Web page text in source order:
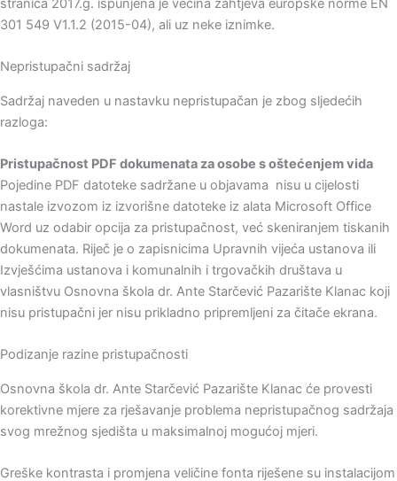
stranica 2017.g. ispunjena je većina zahtjeva europske norme EN
301 549 V1.1.2 (2015-04), ali uz neke iznimke.
Nepristupačni sadržaj
Sadržaj naveden u nastavku nepristupačan je zbog sljedećih
razloga:
Pristupačnost PDF dokumenata za osobe s oštećenjem vida
Pojedine PDF datoteke sadržane u objavama nisu u cijelosti
nastale izvozom iz izvorišne datoteke iz alata Microsoft Office
Word uz odabir opcija za pristupačnost, već skeniranjem tiskanih
dokumenata. Riječ je o zapisnicima Upravnih vijeća ustanova ili
Izvješćima ustanova i komunalnih i trgovačkih društava u
vlasništvu Osnovna škola dr. Ante Starčević Pazarište Klanac koji
nisu pristupačni jer nisu prikladno pripremljeni za čitače ekrana.
Podizanje razine pristupačnosti
Osnovna škola dr. Ante Starčević Pazarište Klanac će provesti
korektivne mjere za rješavanje problema nepristupačnog sadržaja
svog mrežnog sjedišta u maksimalnoj mogućoj mjeri.
Greške kontrasta i promjena veličine fonta riješene su instalacijom